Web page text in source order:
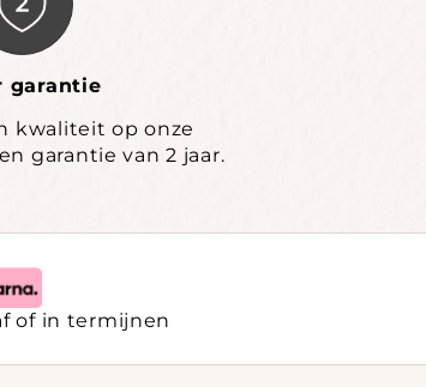
garantie
kwaliteit op onze
garantie van 2 jaar.
of in termijnen